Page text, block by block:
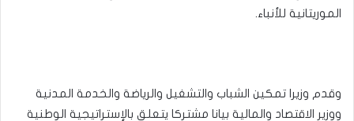
الموريتانية للأنباء.
وقدم وزيرا تمكين الشباب والتشغيل والرياضة والخدمة المدنية
ووزير الاقتصاد والمالية بيانا مشتركا يتعلق بالإستراتيجية الوطنية